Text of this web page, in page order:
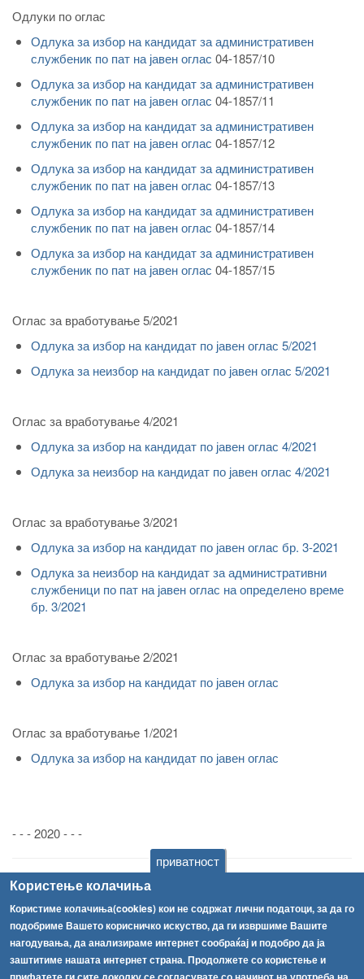
приватност
Користење колачиња
Користиме колачиња(cookies) кои не содржат лични податоци, за да го
подобриме Вашето корисничко искуство, да ги извршиме Вашите
нагодувања, да анализираме интернет сообраќај и подобро да ја
заштитиме нашата интернет страна. Продолжете со користење и
Одлуки по оглас
Одлука за избор на кандидат за административен
службеник по пат на јавен оглас 04-1857/10
Одлука за избор на кандидат за административен
службеник по пат на јавен оглас 04-1857/11
Одлука за избор на кандидат за административен
службеник по пат на јавен оглас 04-1857/12
Одлука за избор на кандидат за административен
службеник по пат на јавен оглас 04-1857/13
Одлука за избор на кандидат за административен
службеник по пат на јавен оглас 04-1857/14
Одлука за избор на кандидат за административен
службеник по пат на јавен оглас 04-1857/15
Оглас за вработување 5/2021
Одлука за избор на кандидат по јавен оглас 5/2021
Одлука за неизбор на кандидат по јавен оглас 5/2021
Оглас за вработување 4/2021
Одлука за избор на кандидат по јавен оглас 4/2021
Одлука за неизбор на кандидат по јавен оглас 4/2021
Оглас за вработување 3/2021
Одлука за избор на кандидат по јавен оглас бр. 3-2021
Одлука за неизбор на кандидат за административни
службеници по пат на јавен оглас на определено време
бр. 3/2021
Оглас за вработување 2/2021
Одлука за избор на кандидат по јавен оглас
Оглас за вработување 1/2021
Одлука за избор на кандидат по јавен оглас
- - - 2020 - - -
Оглас за вработување 293/2020
Одлука за избор на кандидат за административен
службеник